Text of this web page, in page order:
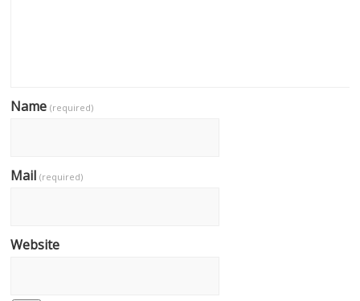
Name(required)
Mail(required)
Website